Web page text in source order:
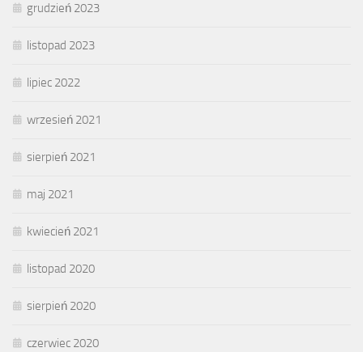
grudzień 2023
listopad 2023
lipiec 2022
wrzesień 2021
sierpień 2021
maj 2021
kwiecień 2021
listopad 2020
sierpień 2020
czerwiec 2020